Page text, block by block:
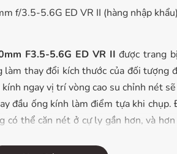
F3.5-5.6G ED VR II được trang
thay đổi kích thước của đối tượng
ngay vị trí vòng cao su chỉnh nét
đầu ống kính làm điểm tựa khi chụp.
có thể căn nét ở cự ly gần hơn, và